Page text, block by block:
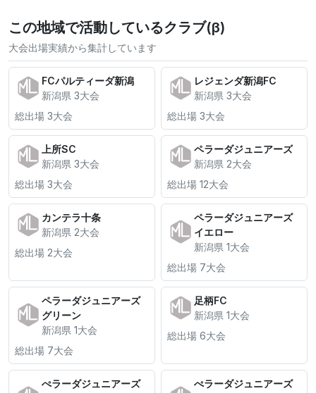
この地域で活動しているクラブ(β)
大会出場実績から集計しています
FCパルティーダ新潟
新潟県 3大会
総出場 3大会
レジェンダ新潟FC
新潟県 3大会
総出場 3大会
上所SC
新潟県 3大会
総出場 3大会
ペラーダジュニアーズ
新潟県 2大会
総出場 12大会
カンテラ十条
新潟県 2大会
総出場 2大会
ペラーダジュニアーズ
イエロー
新潟県 1大会
総出場 7大会
ペラーダジュニアーズ
グリーン
新潟県 1大会
総出場 7大会
足柄FC
新潟県 1大会
総出場 6大会
ぺラーダジュニアーズ
ぺラーダジュニアーズ